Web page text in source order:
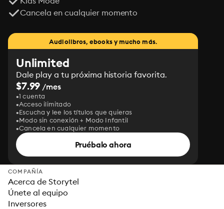
Cancela en cualquier momento
Audiolibros, ebooks y mucho más.
Unlimited
Dale play a tu próxima historia favorita.
$7.99 /mes
1 cuenta
Acceso ilimitado
Escucha y lee los títulos que quieras
Modo sin conexión + Modo Infantil
Cancela en cualquier momento
Pruébalo ahora
COMPAÑÍA
Acerca de Storytel
Únete al equipo
Inversores